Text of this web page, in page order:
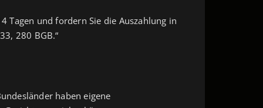
Tagen und fordern Sie die Auszahlung in
280 BGB.“
haben eigene